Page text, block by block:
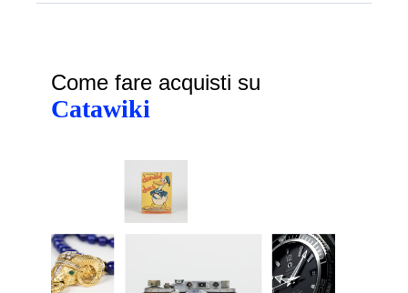
Come fare acquisti su
Catawiki